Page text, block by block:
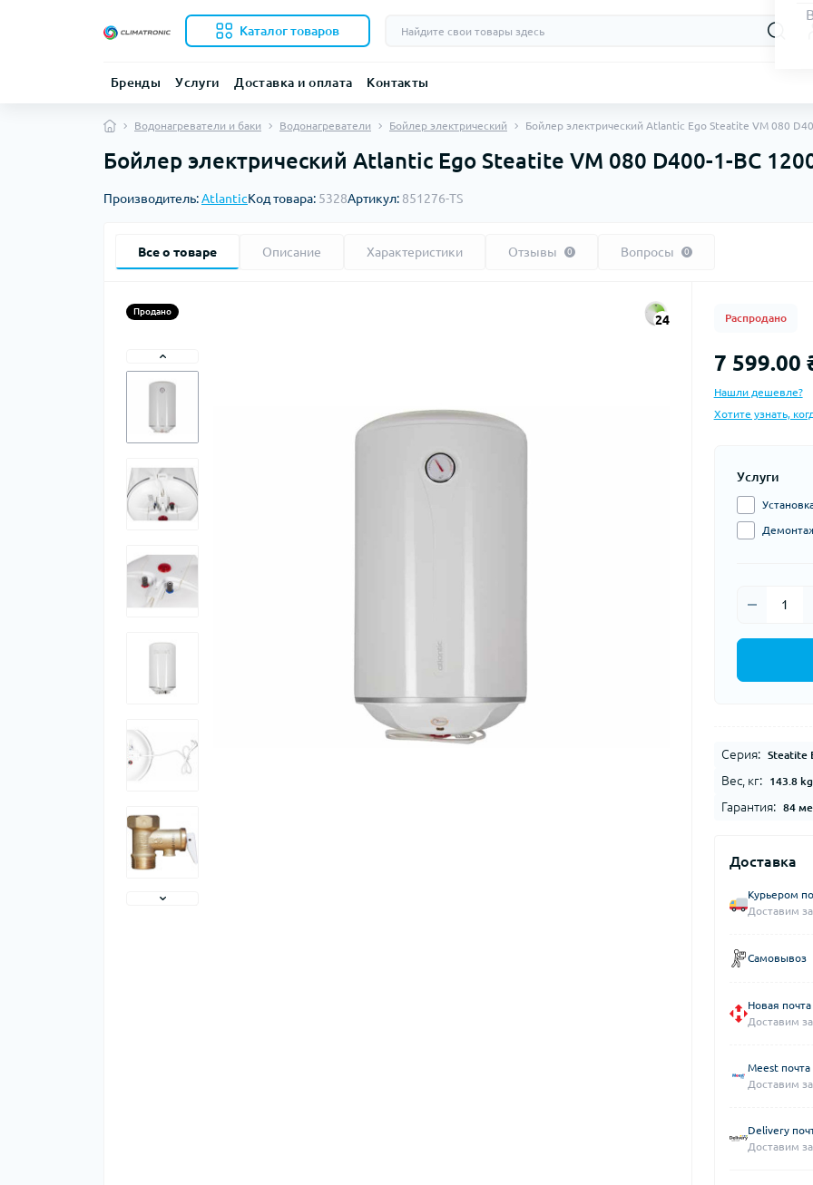
Каталог товаров
Бренды Услуги Доставка и оплата Контакты
Водонагреватели и баки Водонагреватели Бойлер электрический Бойлер электрический Atlantic Ego Steatite VM 080
Бойлер электрический Atlantic Ego Steatite VM 080 D400-1-BC
Производитель:AtlanticКод товара: 5328Артикул: 851276-TS
Все о товаре Описание Характеристики Отзывы 0 Вопросы 0
Продано
24 Распродано
7 599.00
Нашли дешевле?
Хотите узнать,
Услуги
Серия: Steatite
Вес, кг: 143.8 kg
Гарантия: 84
Доставка
Курьером
Доставим
Самовывоз
Новая почта
Доставим
Meest почта
Доставим
Delivery
Доставим